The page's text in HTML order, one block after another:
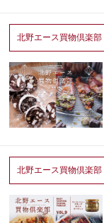
北野エース買物倶楽部
北野エース買物倶楽部